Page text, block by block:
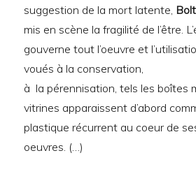
suggestion de la mort latente,
mis en scène la fragilité de l’être.
gouverne tout l’oeuvre et
voués à la conservation,
à la pérennisation, tels les boîtes
vitrines apparaissent d’abord
plastique récurrent au coeur de
oeuvres. (…)